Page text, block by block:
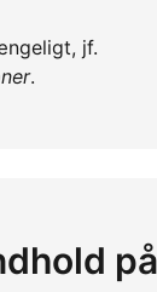
jf.
.